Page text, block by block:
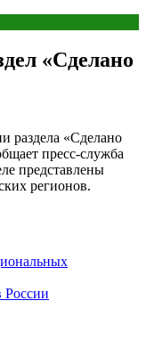
«Сделано
раздела «Сделано
пресс-служба
представлены
регионов.
России